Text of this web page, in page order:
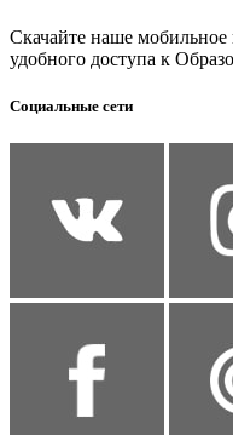
Скачайте наше
удобного доступа к
Социальные сети